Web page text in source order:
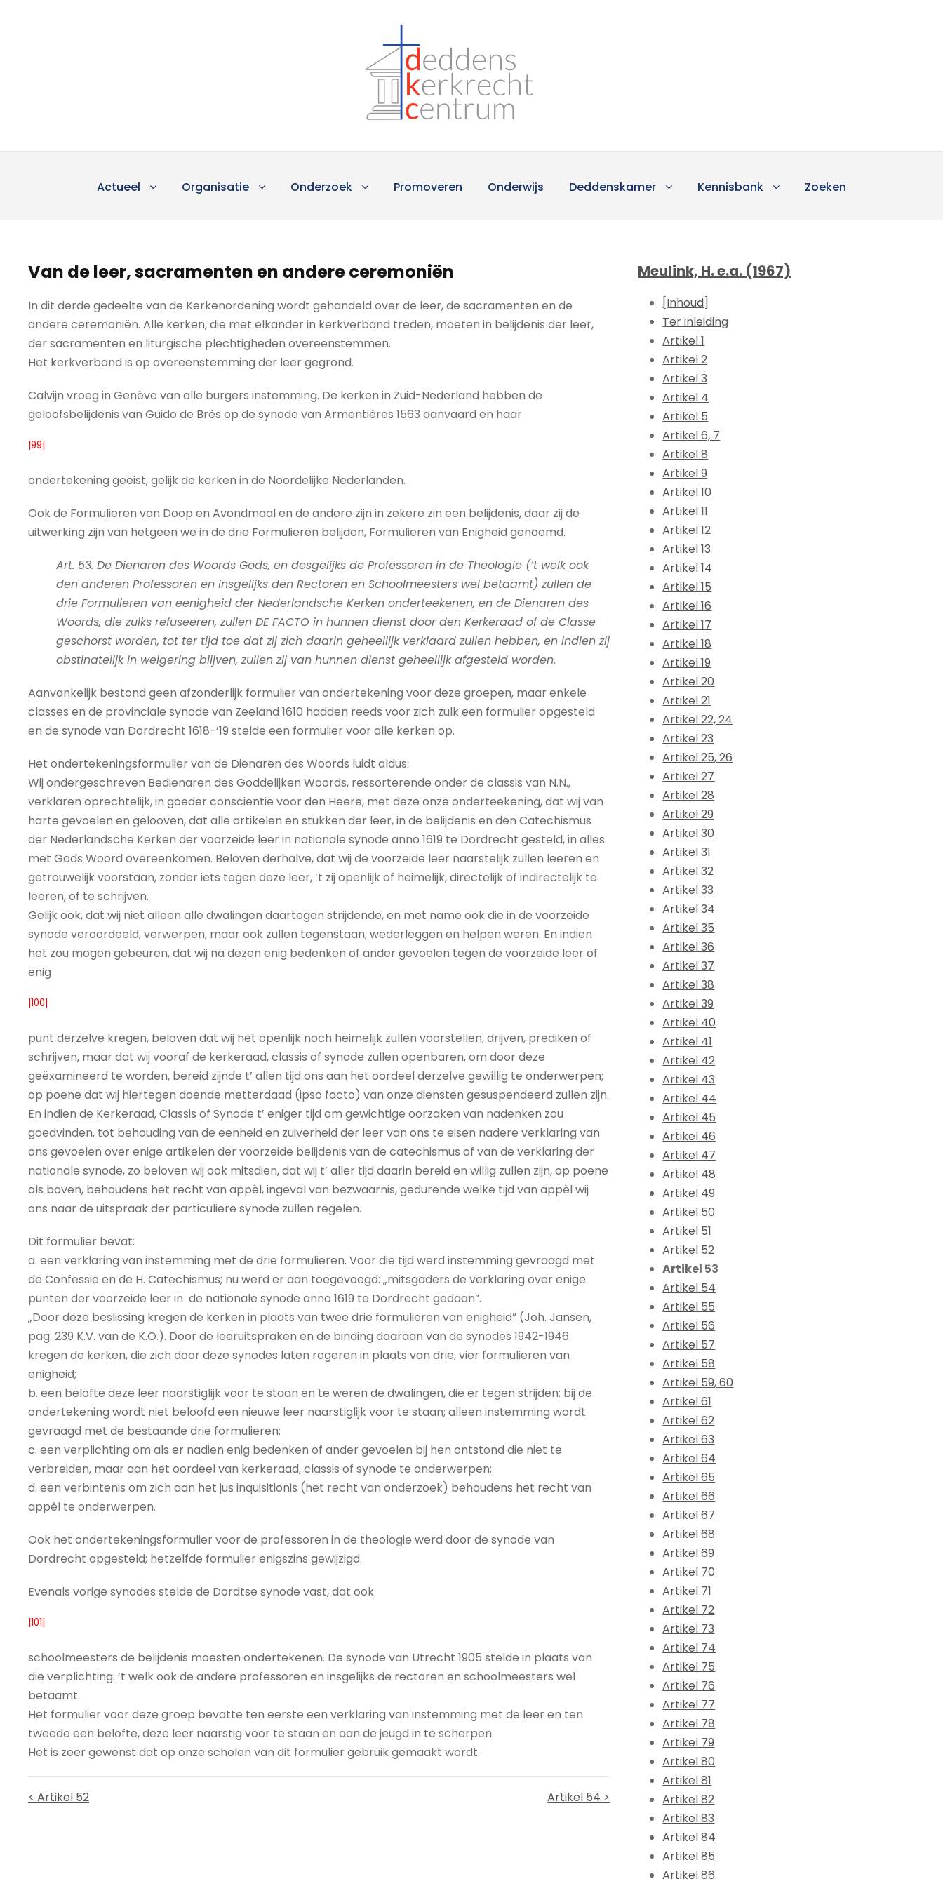
Actueel Organisatie Onderzoek Promoveren Onderwijs Deddenskamer Kennisbank Zoeken
Van de leer, sacramenten en andere ceremoniën
In dit derde gedeelte van de Kerkenordening wordt gehandeld over de leer, de sacramenten en de
andere ceremoniën. Alle kerken, die met elkander in kerkverband treden, moeten in belijdenis der leer,
der sacramenten en liturgische plechtigheden overeenstemmen.
Het kerkverband is op overeenstemming der leer gegrond.
Calvijn vroeg in Genève van alle burgers instemming. De kerken in Zuid-Nederland hebben de
geloofsbelijdenis van Guido de Brès op de synode van Armentières 1563 aanvaard en haar
|99|
ondertekening geëist, gelijk de kerken in de Noordelijke Nederlanden.
Ook de Formulieren van Doop en Avondmaal en de andere zijn in zekere zin een belijdenis, daar zij de
uitwerking zijn van hetgeen we in de drie Formulieren belijden, Formulieren van Enigheid genoemd.
Art. 53. De Dienaren des Woords Gods, en desgelijks de Professoren in de Theologie (’t welk ook
den anderen Professoren en insgelijks den Rectoren en Schoolmeesters wel betaamt) zullen de
drie Formulieren van eenigheid der Nederlandsche Kerken onderteekenen, en de Dienaren des
Woords, die zulks refuseeren, zullen DE FACTO in hunnen dienst door den Kerkeraad of de Classe
geschorst worden, tot ter tijd toe dat zij zich daarin geheellijk verklaard zullen hebben, en indien zij
obstinatelijk in weigering blijven, zullen zij van hunnen dienst geheellijk afgesteld worden.
Aanvankelijk bestond geen afzonderlijk formulier van ondertekening voor deze groepen, maar enkele
classes en de provinciale synode van Zeeland 1610 hadden reeds voor zich zulk een formulier opgesteld
en de synode van Dordrecht 1618-’19 stelde een formulier voor alle kerken op.
Het ondertekeningsformulier van de Dienaren des Woords luidt aldus:
Wij ondergeschreven Bedienaren des Goddelijken Woords, ressorterende onder de classis van N.N.,
verklaren oprechtelijk, in goeder conscientie voor den Heere, met deze onze onderteekening, dat wij van
harte gevoelen en gelooven, dat alle artikelen en stukken der leer, in de belijdenis en den Catechismus
der Nederlandsche Kerken der voorzeide leer in nationale synode anno 1619 te Dordrecht gesteld, in alles
met Gods Woord overeenkomen. Beloven derhalve, dat wij de voorzeide leer naarstelijk zullen leeren en
getrouwelijk voorstaan, zonder iets tegen deze leer, ’t zij openlijk of heimelijk, directelijk of indirectelijk te
leeren, of te schrijven.
Gelijk ook, dat wij niet alleen alle dwalingen daartegen strijdende, en met name ook die in de voorzeide
synode veroordeeld, verwerpen, maar ook zullen tegenstaan, wederleggen en helpen weren. En indien
het zou mogen gebeuren, dat wij na dezen enig bedenken of ander gevoelen tegen de voorzeide leer of
enig
|100|
punt derzelve kregen, beloven dat wij het openlijk noch heimelijk zullen voorstellen, drijven, prediken of
schrijven, maar dat wij vooraf de kerkeraad, classis of synode zullen openbaren, om door deze
geëxamineerd te worden, bereid zijnde t’ allen tijd ons aan het oordeel derzelve gewillig te onderwerpen;
op poene dat wij hiertegen doende metterdaad (ipso facto) van onze diensten gesuspendeerd zullen zijn.
En indien de Kerkeraad, Classis of Synode t’ eniger tijd om gewichtige oorzaken van nadenken zou
goedvinden, tot behouding van de eenheid en zuiverheid der leer van ons te eisen nadere verklaring van
ons gevoelen over enige artikelen der voorzeide belijdenis van de catechismus of van de verklaring der
nationale synode, zo beloven wij ook mitsdien, dat wij t’ aller tijd daarin bereid en willig zullen zijn, op poene
als boven, behoudens het recht van appèl, ingeval van bezwaarnis, gedurende welke tijd van appèl wij
ons naar de uitspraak der particuliere synode zullen regelen.
Dit formulier bevat:
a. een verklaring van instemming met de drie formulieren. Voor die tijd werd instemming gevraagd met
de Confessie en de H. Catechismus; nu werd er aan toegevoegd: „mitsgaders de verklaring over enige
punten der voorzeide leer in de nationale synode anno 1619 te Dordrecht gedaan”.
„Door deze beslissing kregen de kerken in plaats van twee drie formulieren van enigheid” (Joh. Jansen,
pag. 239 K.V. van de K.O.). Door de leeruitspraken en de binding daaraan van de synodes 1942-1946
kregen de kerken, die zich door deze synodes laten regeren in plaats van drie, vier formulieren van
enigheid;
b. een belofte deze leer naarstiglijk voor te staan en te weren de dwalingen, die er tegen strijden; bij de
ondertekening wordt niet beloofd een nieuwe leer naarstiglijk voor te staan; alleen instemming wordt
gevraagd met de bestaande drie formulieren;
c. een verplichting om als er nadien enig bedenken of ander gevoelen bij hen ontstond die niet te
verbreiden, maar aan het oordeel van kerkeraad, classis of synode te onderwerpen;
d. een verbintenis om zich aan het jus inquisitionis (het recht van onderzoek) behoudens het recht van
appèl te onderwerpen.
Ook het ondertekeningsformulier voor de professoren in de theologie werd door de synode van
Dordrecht opgesteld; hetzelfde formulier enigszins gewijzigd.
Evenals vorige synodes stelde de Dordtse synode vast, dat ook
|101|
schoolmeesters de belijdenis moesten ondertekenen. De synode van Utrecht 1905 stelde in plaats van
die verplichting: ’t welk ook de andere professoren en insgelijks de rectoren en schoolmeesters wel
betaamt.
Het formulier voor deze groep bevatte ten eerste een verklaring van instemming met de leer en ten
tweede een belofte, deze leer naarstig voor te staan en aan de jeugd in te scherpen.
Het is zeer gewenst dat op onze scholen van dit formulier gebruik gemaakt wordt.
< Artikel 52 Artikel 54 >
Meulink, H. e.a. (1967)
[Inhoud]
Ter inleiding
Artikel 1
Artikel 2
Artikel 3
Artikel 4
Artikel 5
Artikel 6, 7
Artikel 8
Artikel 9
Artikel 10
Artikel 11
Artikel 12
Artikel 13
Artikel 14
Artikel 15
Artikel 16
Artikel 17
Artikel 18
Artikel 19
Artikel 20
Artikel 21
Artikel 22, 24
Artikel 23
Artikel 25, 26
Artikel 27
Artikel 28
Artikel 29
Artikel 30
Artikel 31
Artikel 32
Artikel 33
Artikel 34
Artikel 35
Artikel 36
Artikel 37
Artikel 38
Artikel 39
Artikel 40
Artikel 41
Artikel 42
Artikel 43
Artikel 44
Artikel 45
Artikel 46
Artikel 47
Artikel 48
Artikel 49
Artikel 50
Artikel 51
Artikel 52
Artikel 53
Artikel 54
Artikel 55
Artikel 56
Artikel 57
Artikel 58
Artikel 59, 60
Artikel 61
Artikel 62
Artikel 63
Artikel 64
Artikel 65
Artikel 66
Artikel 67
Artikel 68
Artikel 69
Artikel 70
Artikel 71
Artikel 72
Artikel 73
Artikel 74
Artikel 75
Artikel 76
Artikel 77
Artikel 78
Artikel 79
Artikel 80
Artikel 81
Artikel 82
Artikel 83
Artikel 84
Artikel 85
Artikel 86